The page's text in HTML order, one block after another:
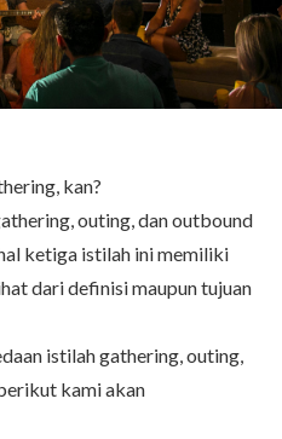
, kan?
outing, danoutbound
ketiga istilah ini memiliki
dari definisi maupun tujuan
istilah gathering, outing,
kami akan